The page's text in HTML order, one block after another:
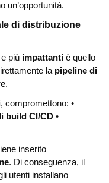
un’opportunità.
di distribuzione
più impattanti è quello
la pipeline di
.
, compromettono: •
build CI/CD •
inserito
. Di conseguenza, il
utenti installano